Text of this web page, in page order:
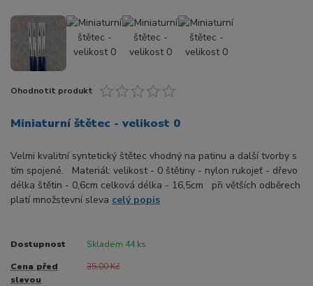
Ohodnotit produkt
Miniaturní štětec - velikost 0
Velmi kvalitní syntetický štětec vhodný na patinu a další tvorby s
tím spojené. Materiál: velikost - 0 štětiny - nylon rukojeť - dřevo
délka štětin - 0,6cm celková délka - 16,5cm při větších odběrech
platí množstevní sleva celý popis
Dostupnost Skladem 44 ks
Cena před
slevou
35,00 Kč